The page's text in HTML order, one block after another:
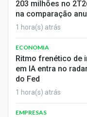
Especiais
Marketing
Conteúdo de Marca
203 milhões no
na comparação
1 hora(s) atrás
ECONOMIA
Ritmo frenético de
em IA entra no
do Fed
1 hora(s) atrás
EMPRESAS